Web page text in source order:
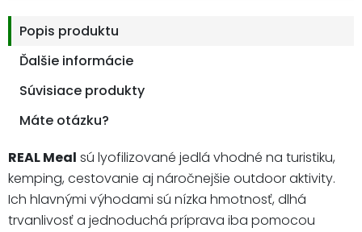
Popis produktu
Ďalšie informácie
Súvisiace produkty
Máte otázku?
REAL Meal sú lyofilizované jedlá vhodné na turistiku,
kemping, cestovanie aj náročnejšie outdoor aktivity.
Ich hlavnými výhodami sú nízka hmotnosť, dlhá
trvanlivosť a jednoduchá príprava iba pomocou